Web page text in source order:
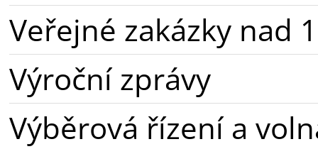
Veřejné zakázky nad
Výroční zprávy
Výběrová řízení a